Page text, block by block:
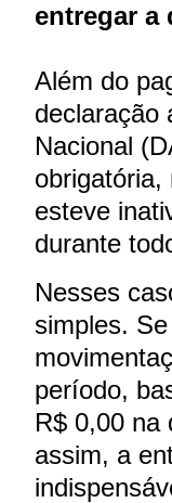
entregar a
Além do
declaração
Nacional
esteve
durante
Nesses
simples.
período,
R$ 0,00 na
assim, a